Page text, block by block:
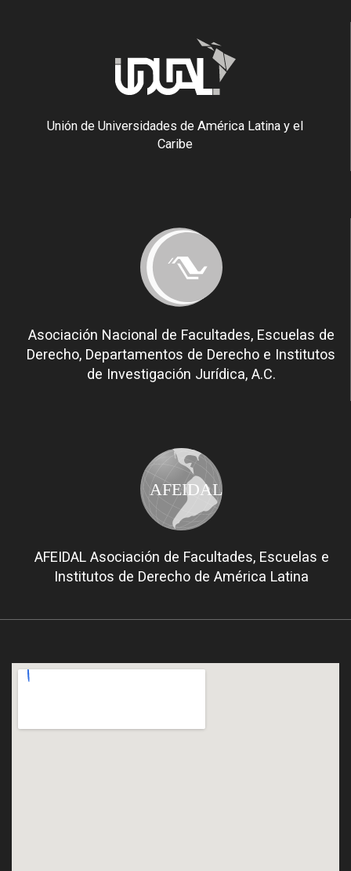
Unión de Universidades de América Latina y el
Caribe
Asociación Nacional de Facultades, Escuelas de
Derecho, Departamentos de Derecho e Institutos
de Investigación Jurídica, A.C.
AFEIDAL
AFEIDAL Asociación de Facultades, Escuelas e
Institutos de Derecho de América Latina